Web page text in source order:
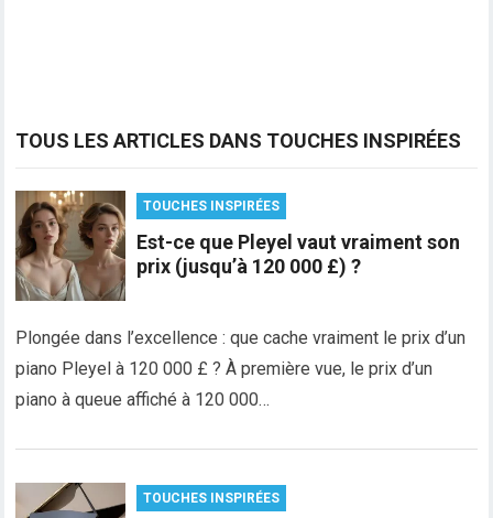
TOUS LES ARTICLES DANS TOUCHES INSPIRÉES
TOUCHES INSPIRÉES
Est-ce que Pleyel vaut vraiment son
prix (jusqu’à 120 000 £) ?
Plongée dans l’excellence : que cache vraiment le prix d’un
piano Pleyel à 120 000 £ ? À première vue, le prix d’un
piano à queue affiché à 120 000…
TOUCHES INSPIRÉES